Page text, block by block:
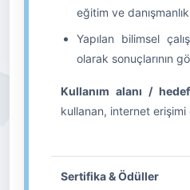
eğitim ve
Yapılan bilimsel
olarak sonuçlarının
Kullanım alanı /
kullanan, internet erişimi
Sertifika & Ödüller